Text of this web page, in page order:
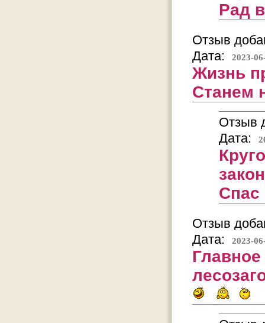
Рад
Отзыв
Дата:
2023-
Жизнь
Станем
Отзыв
Дата:
Спас
Отзыв
Дата:
2023-